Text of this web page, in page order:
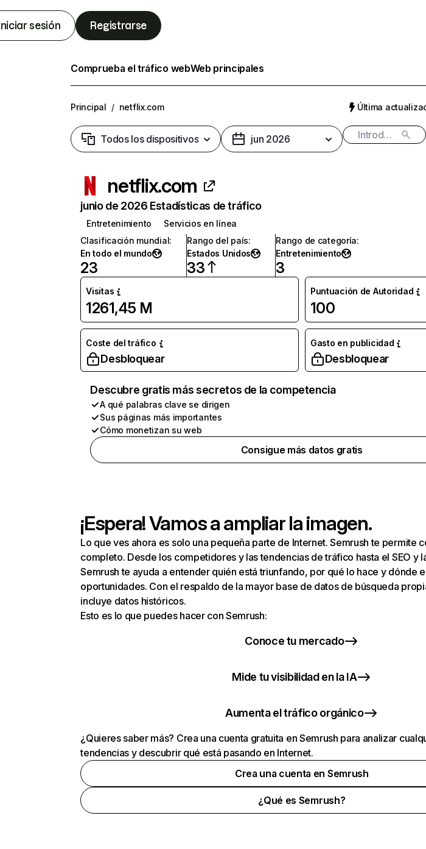
Iniciar sesión Registrarse
Comprueba el tráfico webWeb principales
Principal / netflix.com Última
Todos los dispositivos jun 2026
netflix.com
junio de 2026 Estadísticas de tráfico
Entretenimiento
Servicios en línea
Clasificación mundial:
En todo el mundo
23
Rango del país:
Estados Unidos
33
Rango de categoría:
Entretenimiento
3
Visitas
1261,45 M
Puntuación de Autoridad
100
Coste del tráfico
Desbloquear
Gasto en publicidad
Desbloquear
Descubre gratis más secretos de la competencia
A qué palabras clave se dirigen
Sus páginas más importantes
Cómo monetizan su web
Consigue más datos gratis
¡Espera! Vamos a ampliar la imagen.
Lo que ves ahora es solo una pequeña parte de Internet. Semrush te permite
completo. Desde los competidores y las tendencias de tráfico hasta el SEO y
Semrush te ayuda a entender quién está triunfando, por qué lo hace y dónde
oportunidades. Con el respaldo de la mayor base de datos de búsqueda
incluye datos históricos.
Esto es lo que puedes hacer con Semrush:
Conoce tu mercado
Mide tu visibilidad en la IA
Aumenta el tráfico orgánico
¿Quieres saber más? Crea una cuenta gratuita en Semrush para analizar
tendencias y descubrir qué está pasando en Internet.
Crea una cuenta en Semrush
¿Qué es Semrush?